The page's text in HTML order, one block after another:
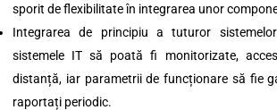
sporit de flexibilitate în integrarea unor
Integrarea de principiu a tuturor
sistemele IT să poată fi monitorizate,
distanță, iar parametrii de funcționare să fie
raportați periodic.